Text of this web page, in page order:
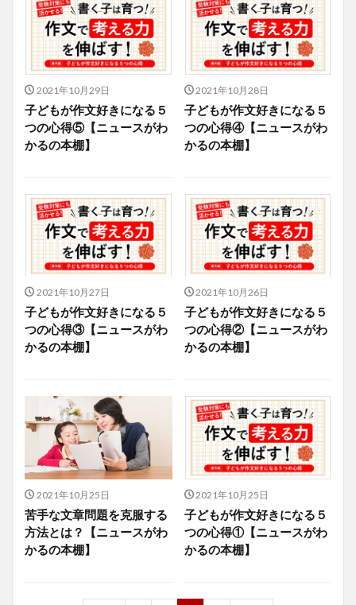
2021年10月29日
子どもが作文好きになる５
つの心得⑤【ニュースがわ
かるの本棚】
2021年10月28日
子どもが作文好きになる５
つの心得④【ニュースがわ
かるの本棚】
2021年10月27日
子どもが作文好きになる５
つの心得③【ニュースがわ
かるの本棚】
2021年10月26日
子どもが作文好きになる５
つの心得②【ニュースがわ
かるの本棚】
2021年10月25日
苦手な文章問題を克服する
方法とは？【ニュースがわ
かるの本棚】
2021年10月25日
子どもが作文好きになる５
つの心得①【ニュースがわ
かるの本棚】